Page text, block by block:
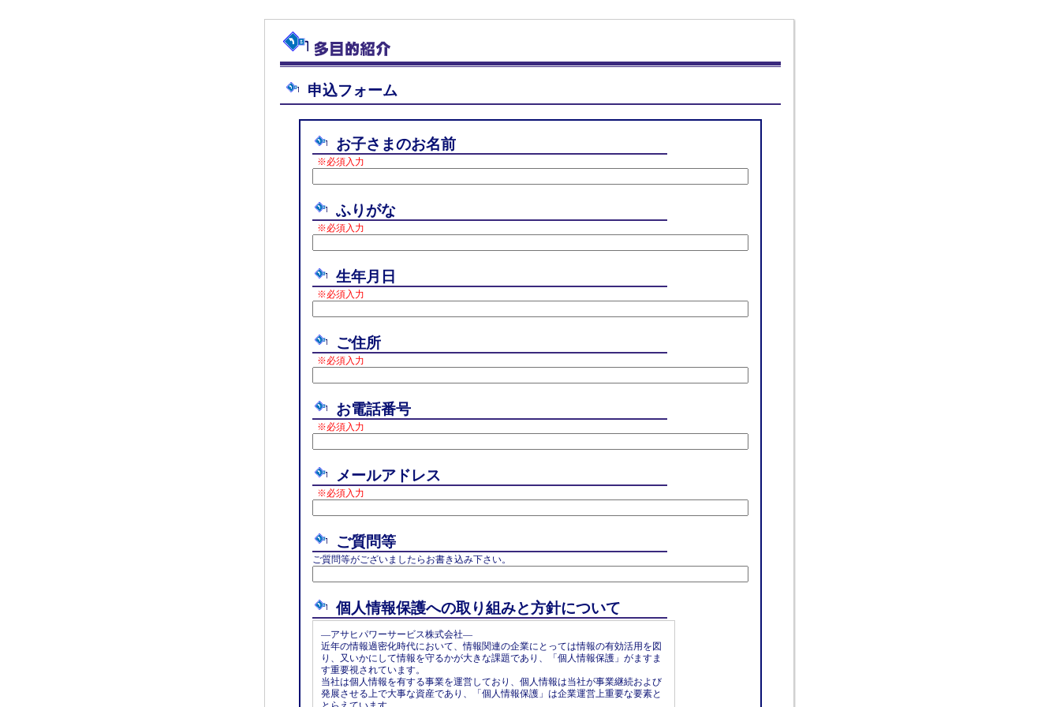
申込フォーム
お子さまのお名前
※必須入力
ふりがな
※必須入力
生年月日
※必須入力
ご住所
※必須入力
お電話番号
※必須入力
メールアドレス
※必須入力
ご質問等
ご質問等がございましたらお書き込み下さい。
個人情報保護への取り組みと方針について
―アサヒパワーサービス株式会社―
近年の情報過密化時代において、情報関連の企業にとっては情報の有効活用を図
り、又いかにして情報を守るかが大きな課題であり、「個人情報保護」がますま
す重要視されています。
当社は個人情報を有する事業を運営しており、個人情報は当社が事業継続および
発展させる上で大事な資産であり、「個人情報保護」は企業運営上重要な要素と